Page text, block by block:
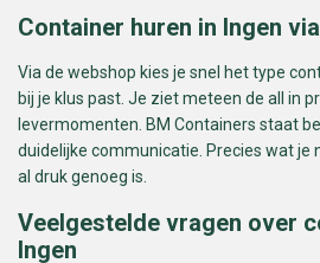
Container huren in Ingen
Via de webshop kies je snel het type
bij je klus past. Je ziet meteen de all in
levermomenten. BM Containers staat
duidelijke communicatie. Precies wat je
al druk genoeg is.
Veelgestelde vragen over
Ingen